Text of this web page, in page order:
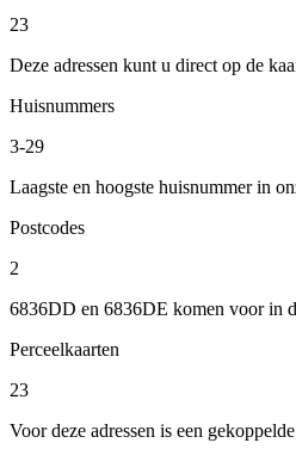
23
Deze adressen kunt u direct op de
Huisnummers
3-29
Laagste en hoogste huisnummer in
Postcodes
2
6836DD en 6836DE komen voor in
Perceelkaarten
23
Voor deze adressen is een